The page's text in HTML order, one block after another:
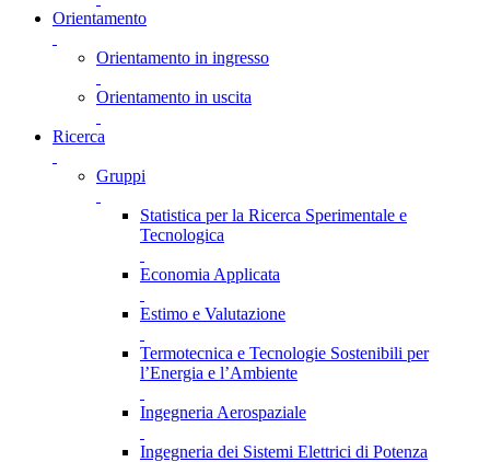
Orientamento
Orientamento in ingresso
Orientamento in uscita
Ricerca
Gruppi
Statistica per la Ricerca Sperimentale e
Tecnologica
Economia Applicata
Estimo e Valutazione
Termotecnica e Tecnologie Sostenibili per
l’Energia e l’Ambiente
Ingegneria Aerospaziale
Ingegneria dei Sistemi Elettrici di Potenza